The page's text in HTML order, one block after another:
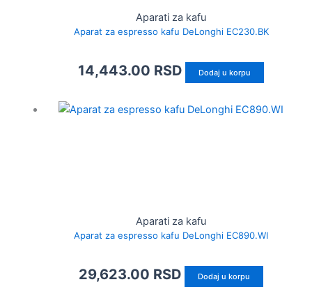
Aparati za kafu
Aparat za espresso kafu DeLonghi EC230.BK
14,443.00 RSD Dodaj u korpu
Aparati za kafu
Aparat za espresso kafu DeLonghi EC890.WI
29,623.00 RSD Dodaj u korpu